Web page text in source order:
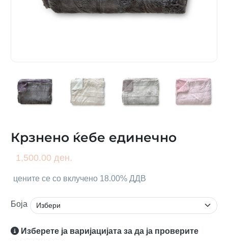
Крзнено ќебе единечно
1,500.00 ден.
цените се со вклучено 18.00% ДДВ
Боја
Изберете ја варијацијата за да ја проверите